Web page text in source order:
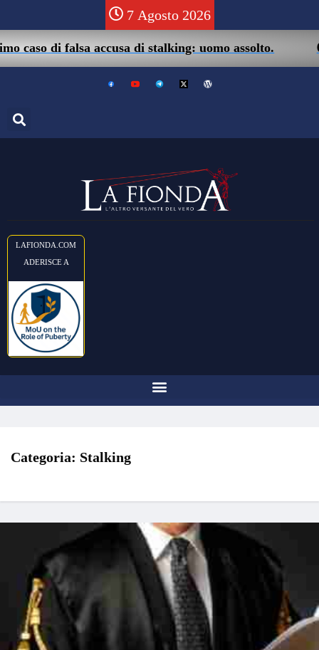
7 Agosto 2026
di falsa accusa di stalking: uomo assolto.
LAFIONDA.COM
ADERISCE A
Categoria: Stalking